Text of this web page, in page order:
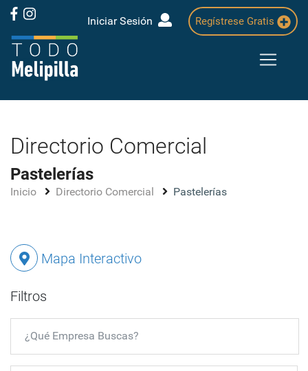
Iniciar Sesión Regístrese Gratis
Directorio Comercial
Pastelerías
Inicio Directorio Comercial Pastelerías
Mapa Interactivo
Filtros